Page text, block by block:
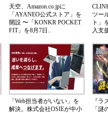
天空、Amazon.co.jpに
「AYANEO公式ストア」を
開設 〜「KONKR POCKET
FIT」を8月7日..
ツー
ト」
入支
「Web担当者がいない」を
解決。株式会社OSIEが中小
『
「謎